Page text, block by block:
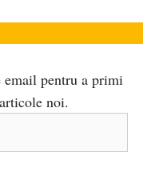
email pentru a primi
noi.